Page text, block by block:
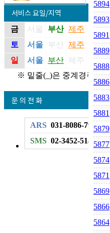
서비스 요일/지역
금 서울 부산 제주
토
서울 부산
제주
일
서울 부산 제주
※ 밑줄(_)은 중계경주
문 의 전 화
ARS 031-8086-7999
SMS 02-3452-5144
5894
5893
5891
5889
5888
5886
5883
5881
5879
5877
5874
5871
5869
5866
5864